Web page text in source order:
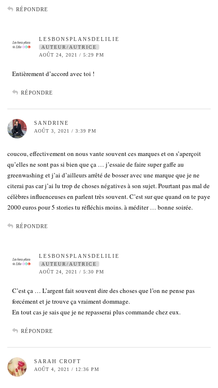
RÉPONDRE
LESBONSPLANSDELILIE
AUTEUR/AUTRICE
AOÛT 24, 2021 / 5:29 PM
Entièrement d’accord avec toi !
RÉPONDRE
SANDRINE
AOÛT 3, 2021 / 3:39 PM
coucou, effectivement on nous vante souvent ces marques et on s’aperçoit
qu’elles ne sont pas si bien que ça … j’essaie de faire super gaffe au
greenwashing et j’ai d’ailleurs arrêté de bosser avec une marque que je ne
citerai pas car j’ai lu trop de choses négatives à son sujet. Pourtant pas mal de
célèbres influenceuses en parlent très souvent. C’est sur que quand on te paye
2000 euros pour 5 stories tu réfléchis moins. à méditer … bonne soirée.
RÉPONDRE
LESBONSPLANSDELILIE
AUTEUR/AUTRICE
AOÛT 24, 2021 / 5:30 PM
C’est ça … L’argent fait souvent dire des choses que l’on ne pense pas
forcément et je trouve ça vraiment dommage.
En tout cas je sais que je ne repasserai plus commande chez eux.
RÉPONDRE
SARAH CROFT
AOÛT 4, 2021 / 12:36 PM